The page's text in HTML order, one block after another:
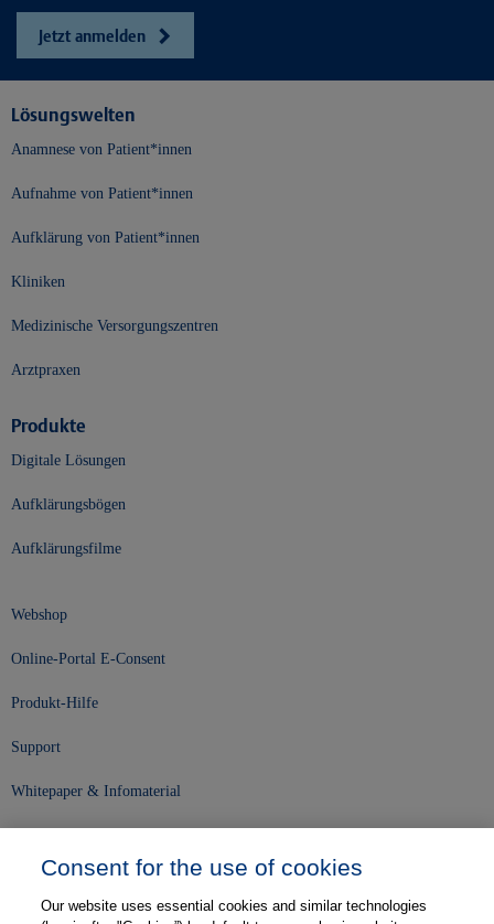
Jetzt anmelden
Lösungswelten
Anamnese von Patient*innen
Aufnahme von Patient*innen
Aufklärung von Patient*innen
Kliniken
Medizinische Versorgungszentren
Arztpraxen
Produkte
Digitale Lösungen
Aufklärungsbögen
Aufklärungsfilme
Webshop
Online-Portal E-Consent
Produkt-Hilfe
Support
Whitepaper & Infomaterial
Consent for the use of cookies
Our website uses essential cookies and similar technologies